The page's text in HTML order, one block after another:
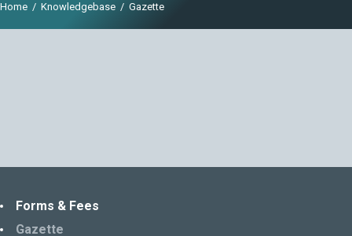
Home / Knowledgebase / Gazette
Forms & Fees
Gazette